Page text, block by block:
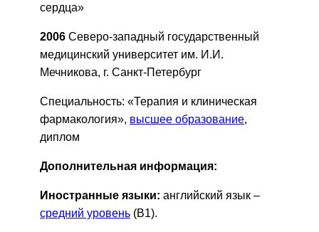
сердца»
2006 Северо-западный государственный
медицинский университет им. И.И.
Мечникова, г. Санкт-Петербург
Специальность: «Терапия и клиническая
фармакология», высшее образование,
диплом
Дополнительная информация:
Иностранные языки: английский язык –
средний уровень (B1).